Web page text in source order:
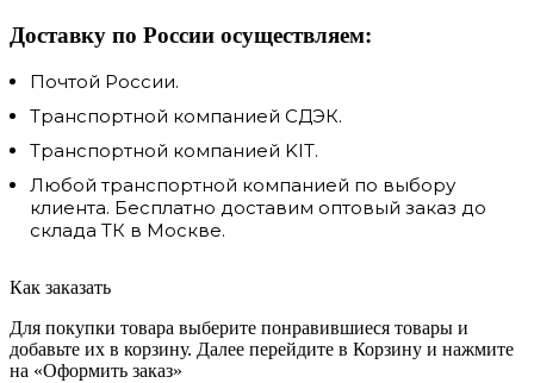
Доставку по России осуществляем:
Почтой России.
Транспортной компанией СДЭК.
Транспортной компанией KIT.
Любой транспортной компанией по выбору
клиента. Бесплатно доставим оптовый заказ до
склада ТК в Москве.
Как заказать
Для покупки товара выберите понравившиеся товары и
добавьте их в корзину. Далее перейдите в Корзину и нажмите
на «Оформить заказ»